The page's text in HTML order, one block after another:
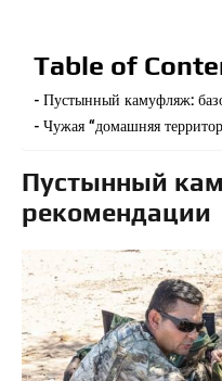
Table of
Пустынный камуфляж:
Чужая “домашняя
Пустынный
рекомендации